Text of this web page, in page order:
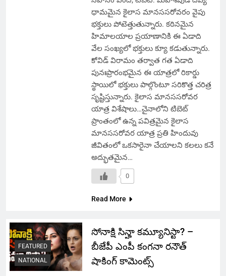
ధామమైన కైలాస మానససరోవరం వైపు
భక్తులు పోటెత్తుతున్నారు. కఠినమైన
హిమాలయాల ప్రయాణానికి ఈ ఏడాది
వేల సంఖ్యలో భక్తులు క్యూ కడుతున్నారు.
కోవిడ్ విరామం తర్వాత గత ఏడాది
పునఃప్రారంభమైన ఈ యాత్రలో రికార్డు
స్థాయిలో భక్తులు పాల్గొంటూ సరికొత్త చరిత్ర
సృష్టిస్తున్నారు. కైలాస మానససరోవర
యాత్ర విశేషాలు…చైనాలోని టిబెట్
ప్రాంతంలో ఉన్న పవిత్రమైన కైలాస
మానససరోవర యాత్ర ప్రతి హిందువు
జీవితంలో ఒకసారైనా చేయాలని కలలు కనే
అద్భుతమైన…
0
Read More
FEATURED
NATIONAL
సోనాక్షి సిన్హా కమ్యూనిస్టా? –
బీజేపీ ఎంపీ కంగనా రనౌత్
షాకింగ్ కామెంట్స్